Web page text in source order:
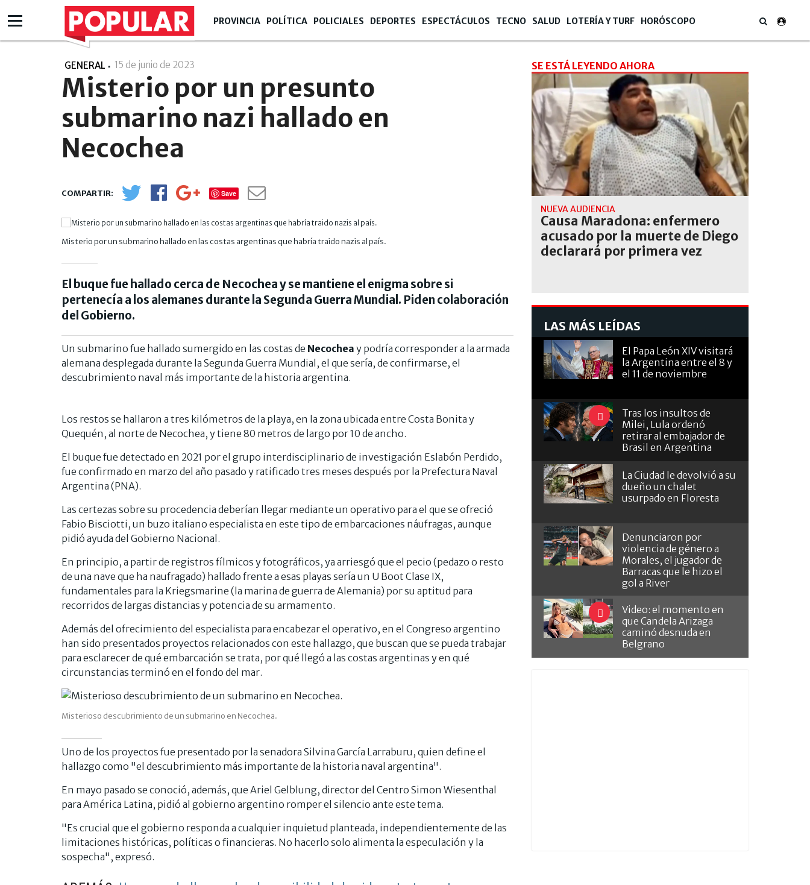
PROVINCIA POLÍTICA POLICIALES DEPORTES ESPECTÁCULOS TECNO SALUD LOTERÍA Y TURF HORÓSCOPO
GENERAL 15 de junio de 2023
Misterio por un presunto
submarino nazi hallado en
Necochea
Save
Misterio por un submarino hallado en las costas argentinas que habría traido nazis al país.
El buque fue hallado cerca de Necochea y se mantiene el enigma sobre si
pertenecía a los alemanes durante la Segunda Guerra Mundial. Piden colaboración
del Gobierno.
Un submarino fue hallado sumergido en las costas de Necochea y podría corresponder a la armada
alemana desplegada durante la Segunda Guerra Mundial, el que sería, de confirmarse, el
descubrimiento naval más importante de la historia argentina.
Los restos se hallaron a tres kilómetros de la playa, en la zona ubicada entre Costa Bonita y
Quequén, al norte de Necochea, y tiene 80 metros de largo por 10 de ancho.
El buque fue detectado en 2021 por el grupo interdisciplinario de investigación Eslabón Perdido,
fue confirmado en marzo del año pasado y ratificado tres meses después por la Prefectura Naval
Argentina (PNA).
Las certezas sobre su procedencia deberían llegar mediante un operativo para el que se ofreció
Fabio Bisciotti, un buzo italiano especialista en este tipo de embarcaciones náufragas, aunque
pidió ayuda del Gobierno Nacional.
En principio, a partir de registros fílmicos y fotográficos, ya arriesgó que el pecio (pedazo o resto
de una nave que ha naufragado) hallado frente a esas playas sería un U Boot Clase IX,
fundamentales para la Kriegsmarine (la marina de guerra de Alemania) por su aptitud para
recorridos de largas distancias y potencia de su armamento.
Además del ofrecimiento del especialista para encabezar el operativo, en el Congreso argentino
han sido presentados proyectos relacionados con este hallazgo, que buscan que se pueda trabajar
para esclarecer de qué embarcación se trata, por qué llegó a las costas argentinas y en qué
circunstancias terminó en el fondo del mar.
Misterioso descubrimiento de un submarino en Necochea.
Uno de los proyectos fue presentado por la senadora Silvina García Larraburu, quien define el
hallazgo como "el descubrimiento más importante de la historia naval argentina".
En mayo pasado se conoció, además, que Ariel Gelblung, director del Centro Simon Wiesenthal
para América Latina, pidió al gobierno argentino romper el silencio ante este tema.
"Es crucial que el gobierno responda a cualquier inquietud planteada, independientemente de las
limitaciones históricas, políticas o financieras. No hacerlo solo alimenta la especulación y la
sospecha", expresó.
SE ESTÁ LEYENDO AHORA
NUEVA AUDIENCIA
Causa Maradona: enfermero
acusado por la muerte de Diego
declarará por primera vez
LAS MÁS LEÍDAS
El Papa León XIV visitará
la Argentina entre el 8 y
el 11 de noviembre
Tras los insultos de
Milei, Lula ordenó
retirar al embajador de
Brasil en Argentina
La Ciudad le devolvió a su
dueño un chalet
usurpado en Floresta
Denunciaron por
violencia de género a
Morales, el jugador de
Barracas que le hizo el
gol a River
Video: el momento en
que Candela Arizaga
caminó desnuda en
Belgrano